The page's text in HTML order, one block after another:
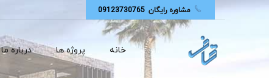
مشاوره رایگان 09123730765
خانه پروژه ها درباره ما